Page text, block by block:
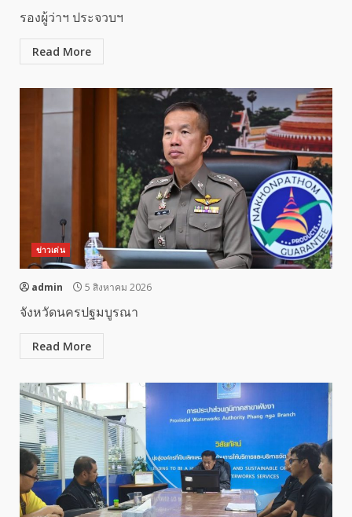
รองผู้ว่าฯ ประจวบฯ
Read More
ข่าวเด่น
admin 5 สิงหาคม 2026
จังหวัดนครปฐมบูรณา
Read More